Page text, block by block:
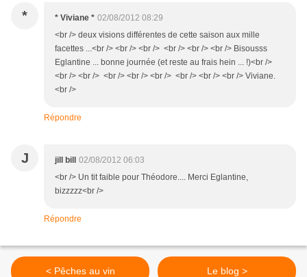
* * Viviane * 02/08/2012 08:29
<br /> deux visions différentes de cette saison aux mille
facettes ...<br /> <br /> <br /> <br /> <br /> <br /> Bisousss
Eglantine ... bonne journée (et reste au frais hein ... !)<br />
<br /> <br /> <br /> <br /> <br /> <br /> <br /> <br /> Viviane.
<br />
Répondre
J jill bill 02/08/2012 06:03
<br /> Un tit faible pour Théodore.... Merci Eglantine,
bizzzzz<br />
Répondre
< Pêches au vin Le blog >